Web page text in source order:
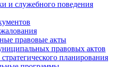
и служебного поведения
правовые акты
правовых актов
планирования